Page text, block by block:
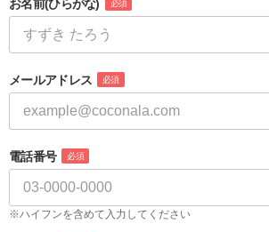
お名前(ひらがな) 必須
メールアドレス 必須
電話番号 必須
※ハイフンを含めて入力してください